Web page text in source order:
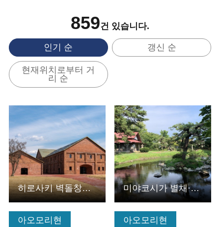
859건 있습니다.
인기 순 갱신 순
현재위치로부터 거
리 순
아오모리현
기본정보 보기
히로사키 벽돌창고 미술관
아오모리현
기본정보 보기
미야코시가 별채·정원